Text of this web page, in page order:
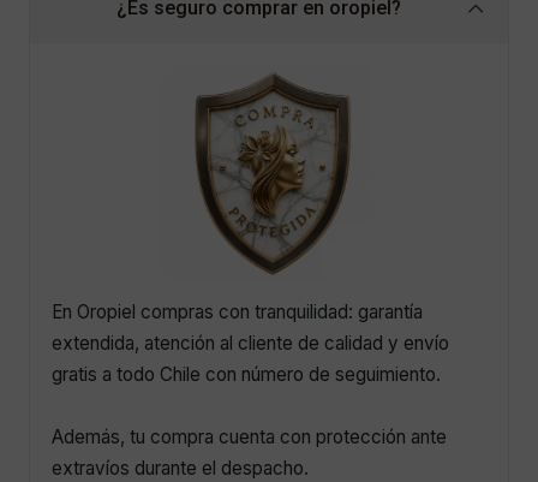
¿Es seguro comprar en oropiel?
En Oropiel compras con tranquilidad: garantía
extendida, atención al cliente de calidad y envío
gratis a todo Chile con número de seguimiento.
Además, tu compra cuenta con protección ante
extravíos durante el despacho.